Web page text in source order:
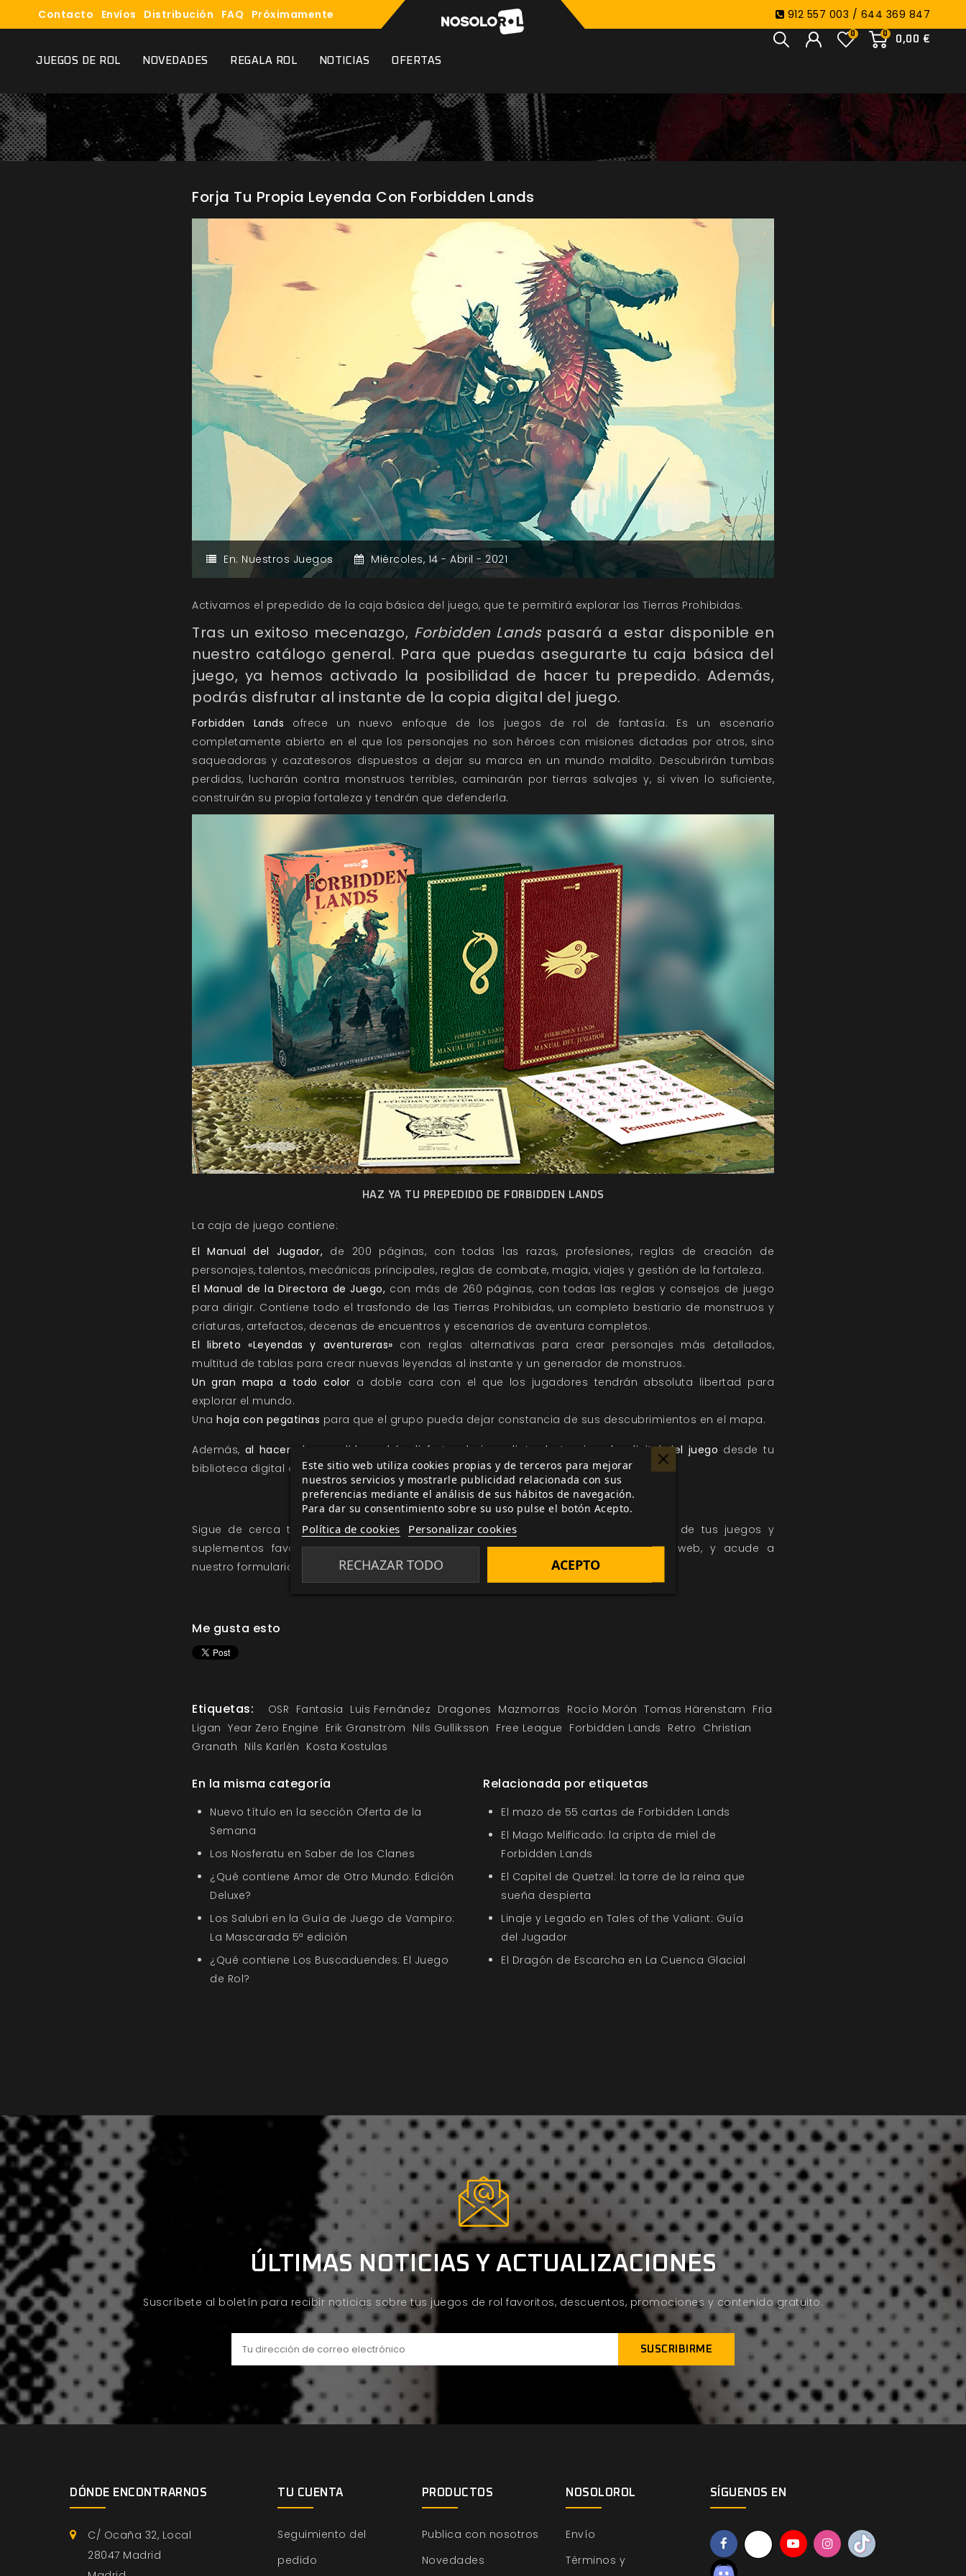
Contacto Envíos Distribución FAQ Próximamente 912 557 003 / 644 369 847
0
0,00 €
0
JUEGOS DE ROL NOVEDADES REGALA ROL NOTICIAS OFERTAS
Forja Tu Propia Leyenda Con Forbidden Lands
En: Nuestros Juegos Miércoles, 14 - Abril -2021
Activamos el prepedido de la caja básica del juego, que te permitirá explorar las Tierras Prohibidas.
Tras un exitoso mecenazgo, Forbidden Landspasará a estar disponible en
nuestro catálogo general. Para que puedas asegurarte tu caja básica del
juego, ya hemos activado la posibilidad de hacer tu prepedido. Además,
podrás disfrutar al instante de la copia digital del juego.
Forbidden Lands ofrece un nuevo enfoque de los juegos de rol de fantasía. Es un escenario
completamente abierto en el que los personajes no son héroes con misiones dictadas por otros, sino
saqueadoras y cazatesoros dispuestos a dejar su marca en un mundo maldito. Descubrirán tumbas
perdidas, lucharán contra monstruos terribles, caminarán por tierras salvajes y, si viven lo suficiente,
construirán su propia fortaleza y tendrán que defenderla.
HAZ YA TU PREPEDIDO DE FORBIDDEN LANDS
La caja de juego contiene:
El Manual del Jugador, de 200 páginas, con todas las razas, profesiones, reglas de creación de
personajes, talentos, mecánicas principales, reglas de combate, magia, viajes y gestión de la fortaleza.
El Manual de la Directora de Juego, con más de 260 páginas, con todas las reglas y consejos de juego
para dirigir. Contiene todo el trasfondo de las Tierras Prohibidas, un completo bestiario de monstruos y
criaturas, artefactos, decenas de encuentros y escenarios de aventura completos.
El libreto «Leyendas y aventureras» con reglas alternativas para crear personajes más detallados,
multitud de tablas para crear nuevas leyendas al instante y un generador de monstruos.
Un gran mapa a todo color a doble cara con el que los jugadores tendrán absoluta libertad para
explorar el mundo.
Una hoja con pegatinas para que el grupo pueda dejar constancia de sus descubrimientos en el mapa.
Además, al hacer el prepedido podrás disfrutar de inmediato de tu ejemplar digital del juego desde tu
biblioteca digital en nuestra web.
HAZ YA TU PREPEDIDO DE FORBIDDEN LANDS
Sigue de cerca todas las novedades y avances sobre
y el resto de tus juegos y
suplementos favoritos mediante la sección denoticiasydesarrollode nuestra web, y acude a
nuestro formulario de contactopara cualquier duda o sugerencia que tengas.
Me gusta esto
Etiquetas: OSR Fantasia Luis Fernández Dragones Mazmorras Rocío Morón Tomas Härenstam Fria
Ligan Year Zero Engine Erik Granström Nils Gulliksson Free League Forbidden Lands Retro Christian
Granath Nils Karlén Kosta Kostulas
En la misma categoría
Nuevo título en la sección Oferta de la
Semana
Los Nosferatu en Saber de los Clanes
¿Qué contiene Amor de Otro Mundo: Edición
Deluxe?
Los Salubri en la Guía de Juego de Vampiro:
La Mascarada 5ª edición
¿Qué contiene Los Buscaduendes: El Juego
de Rol?
Relacionada por etiquetas
El mazo de 55 cartas de Forbidden Lands
El Mago Melificado: la cripta de miel de
Forbidden Lands
El Capitel de Quetzel: la torre de la reina que
sueña despierta
Linaje y Legado en Tales of the Valiant: Guía
del Jugador
El Dragón de Escarcha en La Cuenca Glacial
ÚLTIMAS NOTICIAS Y ACTUALIZACIONES
Suscríbete al boletín para recibir noticias sobre tus juegos de rol favoritos, descuentos, promociones y contenido gratuito.
DÓNDE ENCONTRARNOS
C/ Ocaña 32, Local
28047 Madrid
TU CUENTA
Seguimiento del
pedido
PRODUCTOS
Publica con nosotros
Novedades
NOSOLOROL
Envío
Términos y
SÍGUENOS EN
Este sitio web utiliza cookies propias y de terceros para mejorar
nuestros servicios y mostrarle publicidad relacionada con sus
preferencias mediante el análisis de sus hábitos de navegación.
Para dar su consentimiento sobre su uso pulse el botón Acepto.
Política de cookies Personalizar cookies
RECHAZAR TODO ACEPTO